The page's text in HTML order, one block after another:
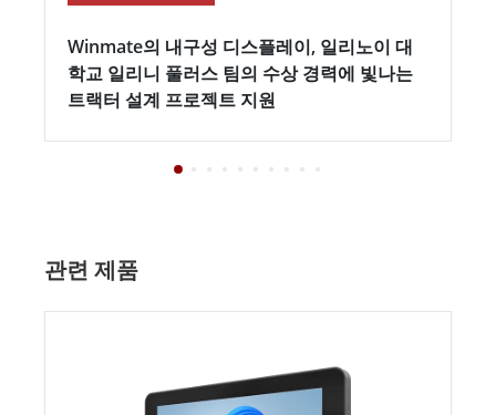
Winmate의 내구성 디스플레이, 일리노이 대
학교 일리니 풀러스 팀의 수상 경력에 빛나는
트랙터 설계 프로젝트 지원
관련 제품